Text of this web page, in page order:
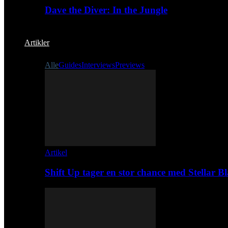
Dave the Diver: In the Jungle
Artikler
AlleGuidesInterviewsPreviews
Artikel
Shift Up tager en stor chance med Stellar